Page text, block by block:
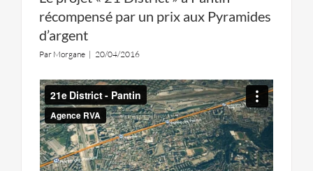
récompensé par un prix aux Pyramides
d’argent
Par Morgane | 20/04/2016